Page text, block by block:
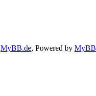
MyBB.de, Powered by MyBB